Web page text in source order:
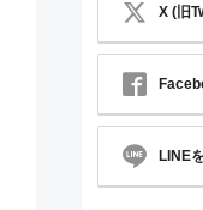
X (旧
LINE